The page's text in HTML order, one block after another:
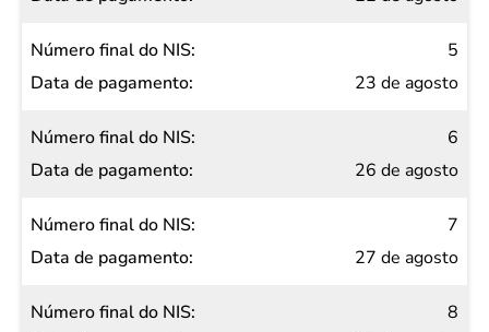
5
23 de agosto
6
26 de agosto
7
27 de agosto
8